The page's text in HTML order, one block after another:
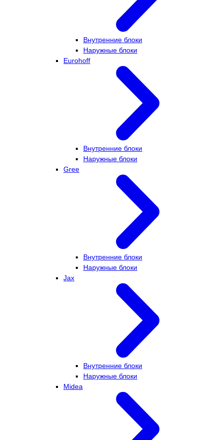
Внутренние блоки
Наружные блоки
Eurohoff
Внутренние блоки
Наружные блоки
Gree
Внутренние блоки
Наружные блоки
Jax
Внутренние блоки
Наружные блоки
Midea